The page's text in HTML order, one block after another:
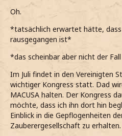
Oh.
*tatsächlich erwartet hätte, dass
rausgegangen ist*
*das scheinbar aber nicht der
Im Juli findet in den Vereinigten
wichtiger Kongress statt. Dad
MACUSA halten. Der Kongress
möchte, dass ich ihn dort hin
Einblick in die Gepflogenheiten
Zauberergesellschaft zu erhalten.